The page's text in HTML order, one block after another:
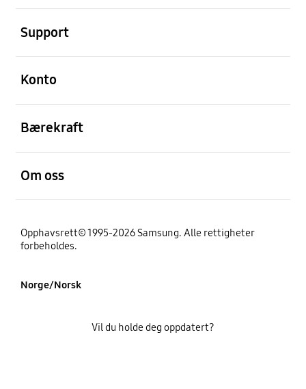
Support
Konto
Bærekraft
Om oss
Opphavsrett© 1995-2026 Samsung. Alle rettigheter
forbeholdes.
Norge/Norsk
Vil du holde deg oppdatert?